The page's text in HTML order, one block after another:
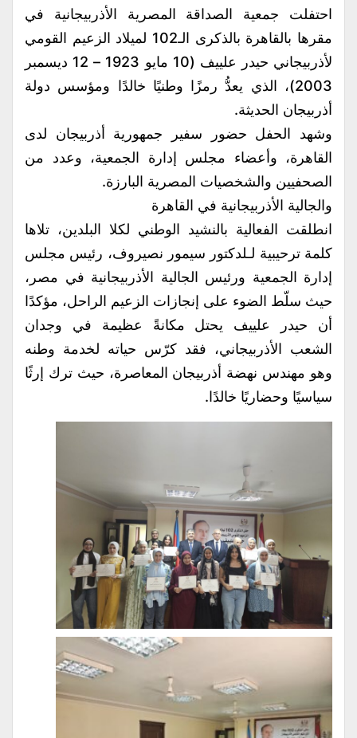
احتفلت جمعية الصداقة المصرية الأذربيجانية في
مقرها بالقاهرة بالذكرى الـ102 لميلاد الزعيم القومي
لأذربيجاني حيدر علييف (10 مايو 1923 – 12 ديسمبر
2003)، الذي يعدُّ رمزًا وطنيًا خالدًا ومؤسس دولة
أذربيجان الحديثة.
وشهد الحفل حضور سفير جمهورية أذربيجان لدى
القاهرة، وأعضاء مجلس إدارة الجمعية، وعدد من
الصحفيين والشخصيات المصرية البارزة.
والجالية الأذربيجانية في القاهرة
انطلقت الفعالية بالنشيد الوطني لكلا البلدين، تلاها
كلمة ترحيبية لـلدكتور سيمور نصيروف، رئيس مجلس
إدارة الجمعية ورئيس الجالية الأذربيجانية في مصر،
حيث سلّط الضوء على إنجازات الزعيم الراحل، مؤكدًا
أن حيدر علييف يحتل مكانةً عظيمة في وجدان
الشعب الأذربيجاني، فقد كرّس حياته لخدمة وطنه
وهو مهندس نهضة أذربيجان المعاصرة، حيث ترك إرثًا
سياسيًا وحضاريًا خالدًا.